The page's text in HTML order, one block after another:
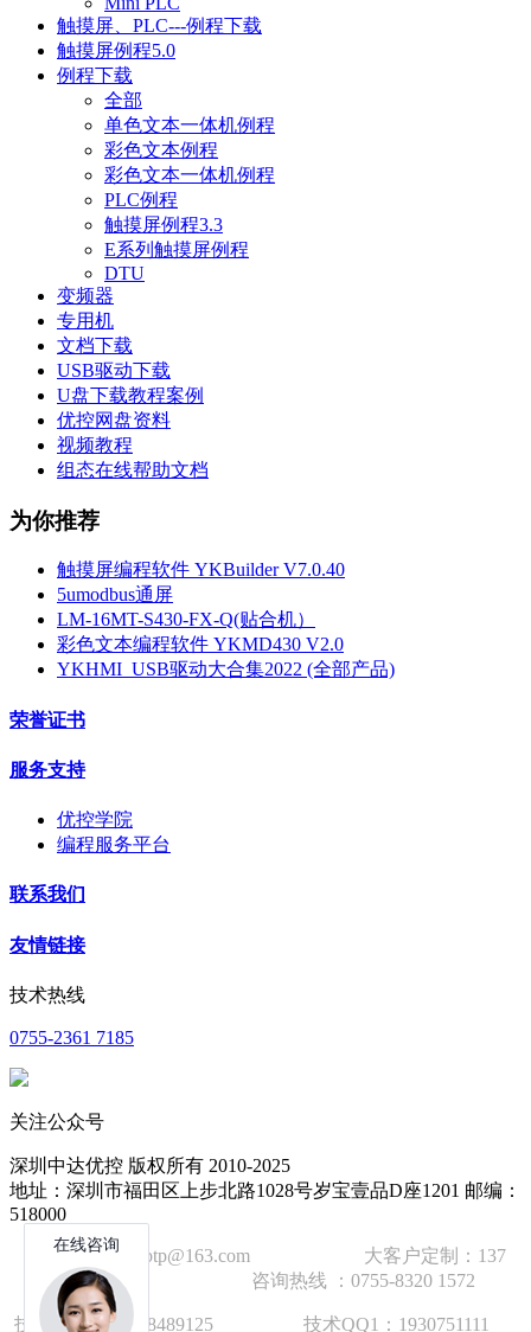
触摸屏、PLC---例程下载
触摸屏例程5.0
例程下载
全部
单色文本一体机例程
彩色文本例程
彩色文本一体机例程
PLC例程
触摸屏例程3.3
E系列触摸屏例程
DTU
变频器
专用机
文档下载
USB驱动下载
U盘下载教程案例
优控网盘资料
视频教程
组态在线帮助文档
为你推荐
触摸屏编程软件 YKBuilder V7.0.40
5umodbus通屏
LM-16MT-S430-FX-Q(贴合机）
彩色文本编程软件 YKMD430 V2.0
YKHMI_USB驱动大合集2022 (全部产品)
荣誉证书
服务支持
优控学院
编程服务平台
联系我们
友情链接
技术热线
0755-2361 7185
关注公众号
深圳中达优控 版权所有 2010-2025
地址：深圳市福田区上步北路1028号岁宝壹品D座1201 邮编：
518000
技术邮箱：wzbtp@163.com 大客户定制：137
1392 2586 咨询热线 ：0755-8320 1572
技术手机：18928489125 技术QQ1：1930751111